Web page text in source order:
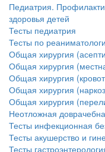
Педиатрия.
здоровья детей
Тесты педиатрия
Тесты по
Общая хирургия
Общая хирургия
Общая хирургия
Общая хирургия
Общая хирургия
Неотложная
Тесты инфекционная
Тесты акушерство и
Тесты